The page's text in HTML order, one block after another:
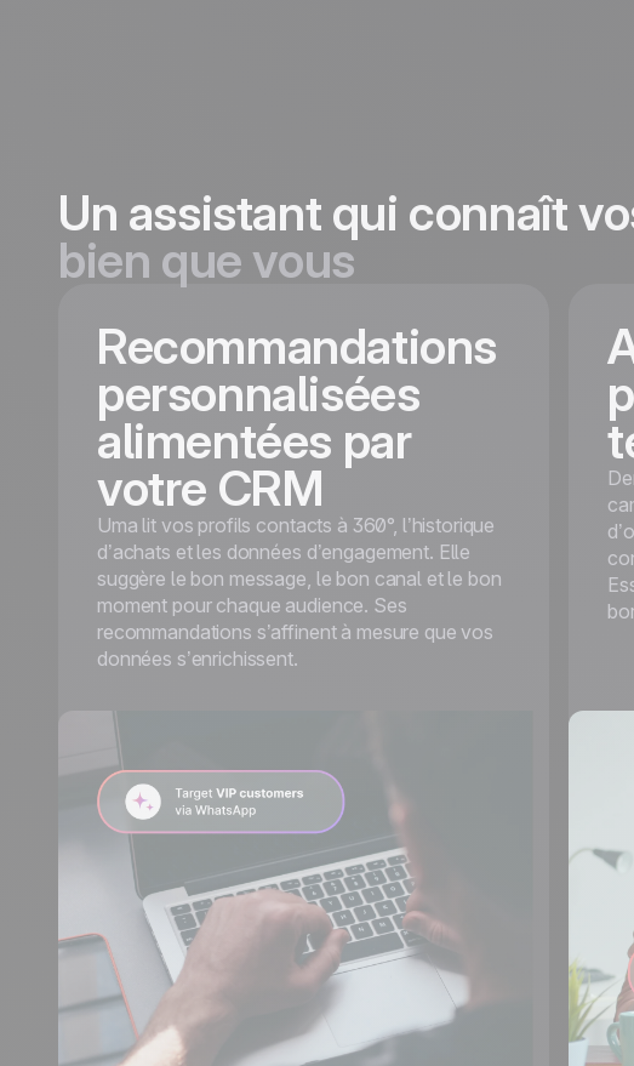
Un assistant qui connaît
bien que vous
Recommandations
personnalisées
alimentées par
votre CRM
Uma lit vos profils contacts à 360°, l’historique
d’achats et les données d’engagement. Elle
suggère le bon message, le bon canal et le bon
moment pour chaque audience. Ses
recommandations s’affinent à mesure que vos
données s’enrichissent.